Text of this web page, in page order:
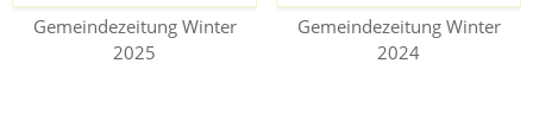
Gemeindezeitung Winter
2025
Gemeindezeitung Winter
2024